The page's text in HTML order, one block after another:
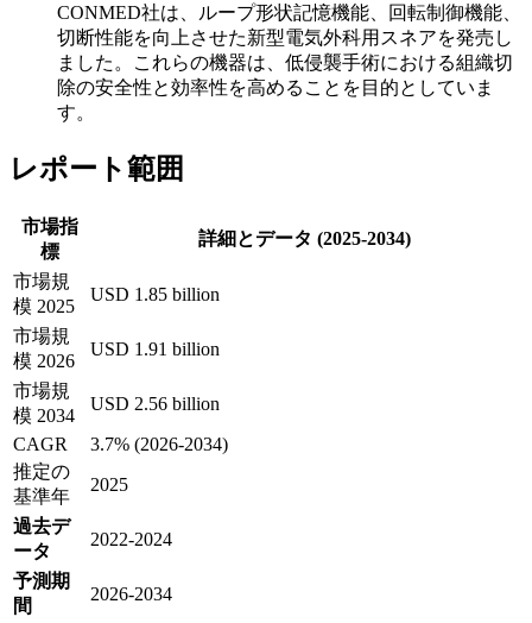
CONMED社は、ループ形状記憶機能、回転制御機能、
切断性能を向上させた新型電気外科用スネアを発売し
ました。これらの機器は、低侵襲手術における組織切
除の安全性と効率性を高めることを目的としていま
す。
レポート範囲
市場指
標
詳細とデータ (2025-2034)
市場規
模 2025
USD 1.85 billion
市場規
模 2026
USD 1.91 billion
市場規
模 2034
USD 2.56 billion
CAGR
3.7% (2026-2034)
推定の
基準年
2025
過去デ
ータ
2022-2024
予測期
間
2026-2034